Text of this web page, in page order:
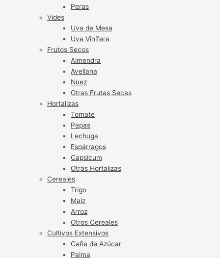
Peras
Vides
Uva de Mesa
Uva Vinífera
Frutos Secos
Almendra
Avellana
Nuez
Otras Frutas Secas
Hortalizas
Tomate
Papas
Lechuga
Espárragos
Capsicum
Otras Hortalizas
Cereales
Trigo
Maíz
Arroz
Otros Cereales
Cultivos Extensivos
Caña de Azúcar
Palma